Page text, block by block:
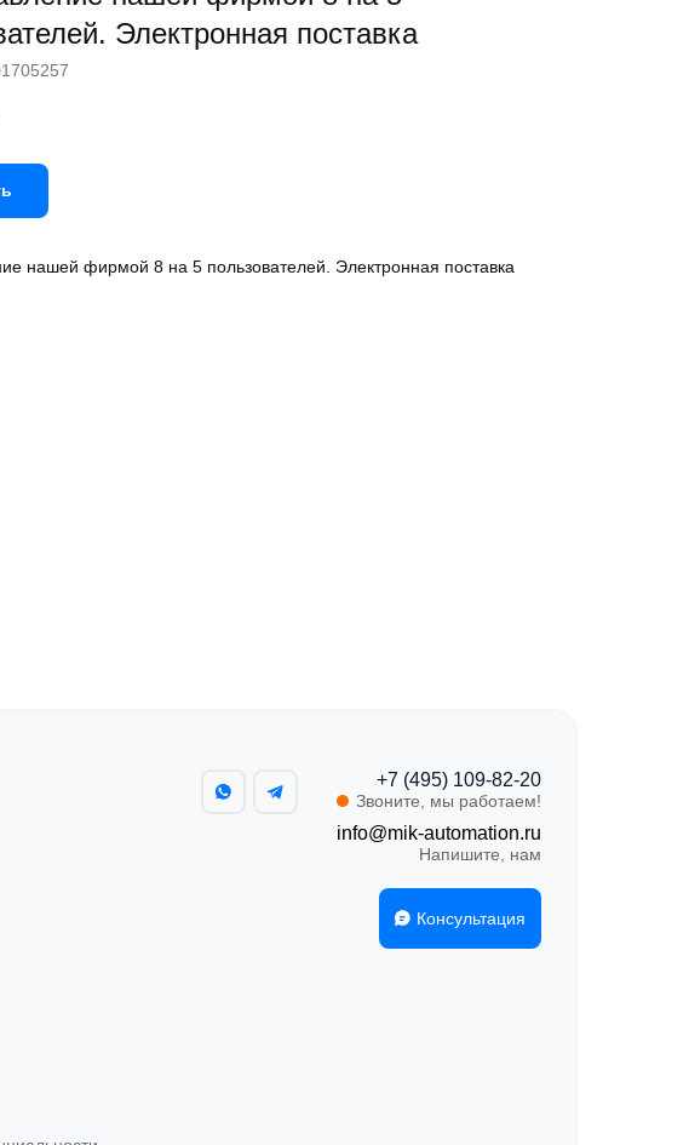
Электронная поставка
нашей фирмой 8 на 5 пользователей. Электронная поставка
Консультация
+7 (495) 109-82-20
Звоните, мы работаем!
info@mik-automation.ru
Напишите, нам